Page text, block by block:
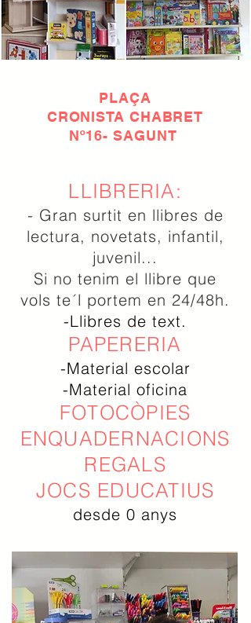
PLAÇA
CRONISTA CHABRET
Nº16- SAGUNT
LLIBRERIA:
- Gran surtit en llibres de
lectura, novetats, infantil,
juvenil...
Si no tenim el llibre que
vols te´l portem en 24/48h.
-Llibres de text.
PAPERERIA
-Material escolar
-Material oficina
FOTOCÒPIES
ENQUADERNACIONS
REGALS
JOCS EDUCATIUS
desde 0 anys